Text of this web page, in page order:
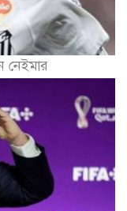
নেইমার